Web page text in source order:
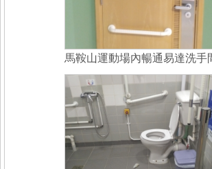
馬鞍山運動場內暢通易達洗手